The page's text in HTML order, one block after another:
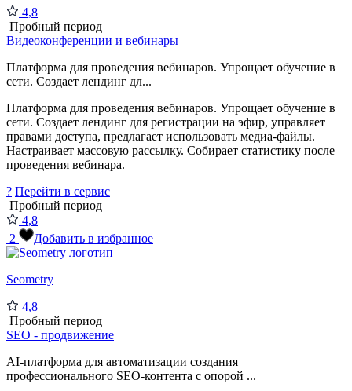
4,8
Пробный период
Видеоконференции и вебинары
Платформа для проведения вебинаров. Упрощает обучение в
сети. Создает лендинг дл...
Платформа для проведения вебинаров. Упрощает обучение в
сети. Создает лендинг для регистрации на эфир, управляет
правами доступа, предлагает использовать медиа-файлы.
Настраивает массовую рассылку. Собирает статистику после
проведения вебинара.
? Перейти в сервис
Пробный период
4,8
2
Добавить в избранное
Seometry
4,8
Пробный период
SEO - продвижение
AI-платформа для автоматизации создания
профессионального SEO-контента с опорой ...